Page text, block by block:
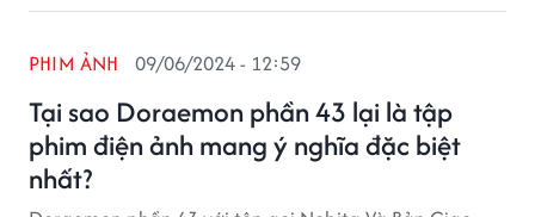
Tại sao Doraemon phần 43 lại là tập
phim điện ảnh mang ý nghĩa đặc biệt
nhất?
PHIM ẢNH 09/06/2024 - 12:59